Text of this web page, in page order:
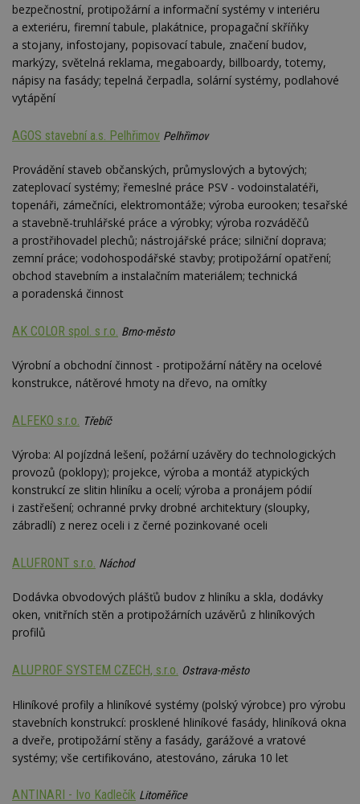
bezpečnostní, protipožární a informační systémy v interiéru
a exteriéru, firemní tabule, plakátnice, propagační skříňky
a stojany, infostojany, popisovací tabule, značení budov,
markýzy, světelná reklama, megaboardy, billboardy, totemy,
nápisy na fasády; tepelná čerpadla, solární systémy, podlahové
vytápění
AGOS stavební a.s. Pelhřimov Pelhřimov
Provádění staveb občanských, průmyslových a bytových;
zateplovací systémy; řemeslné práce PSV - vodoinstalatéři,
topenáři, zámečníci, elektromontáže; výroba eurooken; tesařské
a stavebně-truhlářské práce a výrobky; výroba rozváděčů
a prostřihovadel plechů; nástrojářské práce; silniční doprava;
zemní práce; vodohospodářské stavby; protipožární opatření;
obchod stavebním a instalačním materiálem; technická
a poradenská činnost
AK COLOR spol. s r.o. Brno-město
Výrobní a obchodní činnost - protipožární nátěry na ocelové
konstrukce, nátěrové hmoty na dřevo, na omítky
ALFEKO s.r.o. Třebíč
Výroba: Al pojízdná lešení, požární uzávěry do technologických
provozů (poklopy); projekce, výroba a montáž atypických
konstrukcí ze slitin hliníku a ocelí; výroba a pronájem pódií
i zastřešení; ochranné prvky drobné architektury (sloupky,
zábradlí) z nerez oceli i z černé pozinkované oceli
ALUFRONT s.r.o. Náchod
Dodávka obvodových plášťů budov z hliníku a skla, dodávky
oken, vnitřních stěn a protipožárních uzávěrů z hliníkových
profilů
ALUPROF SYSTEM CZECH, s.r.o. Ostrava-město
Hliníkové profily a hliníkové systémy (polský výrobce) pro výrobu
stavebních konstrukcí: prosklené hliníkové fasády, hliníková okna
a dveře, protipožární stěny a fasády, garážové a vratové
systémy; vše certifikováno, atestováno, záruka 10 let
ANTINARI - Ivo Kadlečík Litoměřice